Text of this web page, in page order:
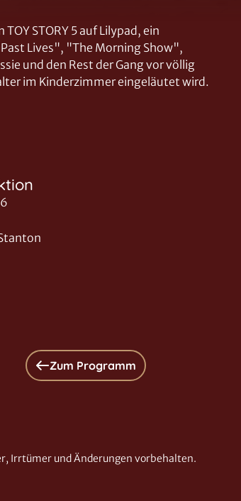
STORY 5 auf Lilypad, ein
Lives", "The Morning Show",
und den Rest der Gang vor völlig
im Kinderzimmer eingeläutet wird.
Zum Programm
Irrtümer und Änderungen vorbehalten.